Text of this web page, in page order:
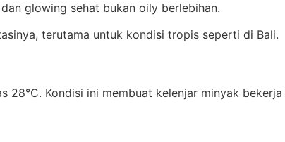
glowing sehat bukan oily berlebihan.
terutama untuk kondisi tropis seperti di Bali.
Kondisi ini membuat kelenjar minyak